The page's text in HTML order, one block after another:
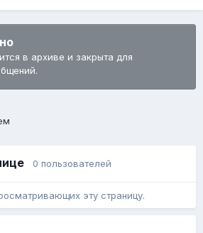
в архиве и закрыта для
0 пользователей
эту страницу.